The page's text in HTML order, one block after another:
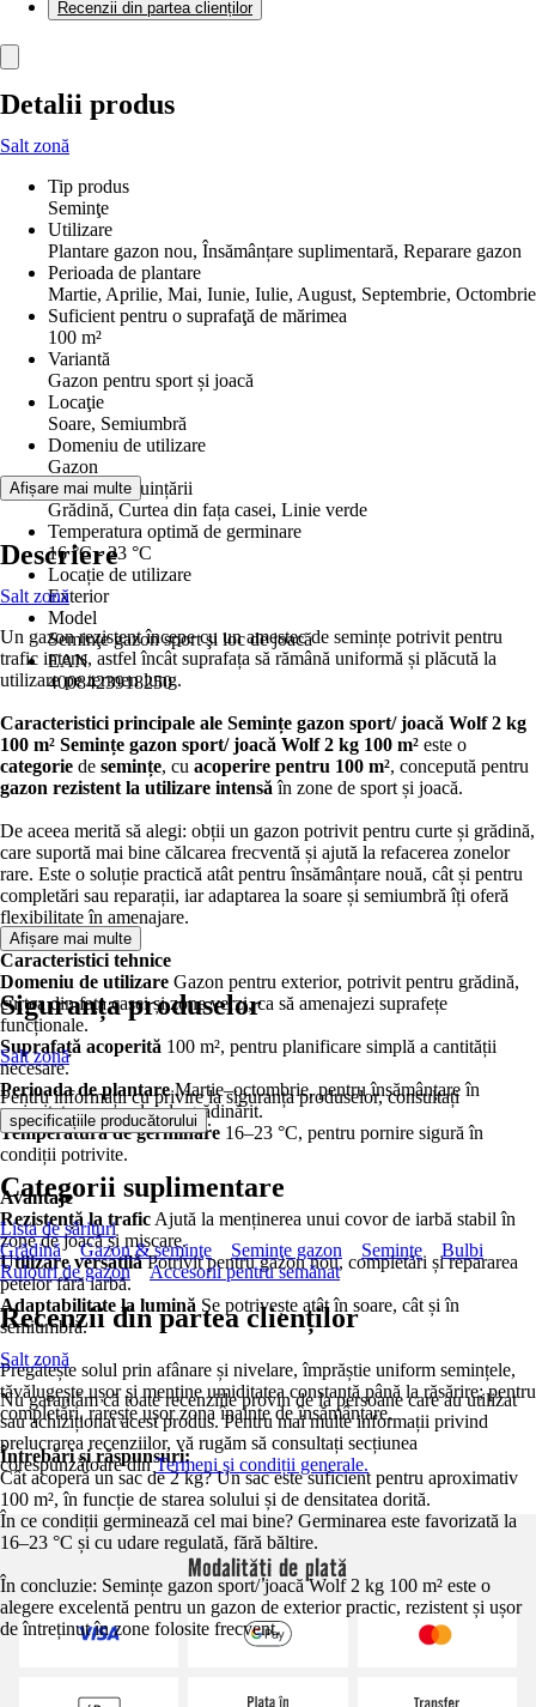
Recenzii din partea clienților
Detalii produs
Salt zonă
Tip produs
Seminţe
Utilizare
Plantare gazon nou, Însămânțare suplimentară, Reparare gazon
Perioada de plantare
Martie, Aprilie, Mai, Iunie, Iulie, August, Septembrie, Octombrie
Suficient pentru o suprafaţă de mărimea
100 m²
Variantă
Gazon pentru sport și joacă
Locaţie
Soare, Semiumbră
Domeniu de utilizare
Gazon
Locul întrebuințării
Grădină, Curtea din fața casei, Linie verde
Temperatura optimă de germinare
16 °C - 23 °C
Locație de utilizare
Exterior
Model
Seminţe gazon sport şi loc de joacă
EAN
4008423918250
Afișare mai multe
Descriere
Salt zonă
Un gazon rezistent începe cu un amestec de semințe potrivit pentru
trafic intens, astfel încât suprafața să rămână uniformă și plăcută la
utilizare pe termen lung.
Caracteristici principale ale Semințe gazon sport/ joacă Wolf 2 kg
100 m² Semințe gazon sport/ joacă Wolf 2 kg 100 m² este o
categorie de semințe, cu acoperire pentru 100 m², concepută pentru
gazon rezistent la utilizare intensă în zone de sport și joacă.
De aceea merită să alegi: obții un gazon potrivit pentru curte și grădină,
care suportă mai bine călcarea frecventă și ajută la refacerea zonelor
rare. Este o soluție practică atât pentru însămânțare nouă, cât și pentru
completări sau reparații, iar adaptarea la soare și semiumbră îți oferă
flexibilitate în amenajare.
Caracteristici tehnice
Domeniu de utilizare Gazon pentru exterior, potrivit pentru grădină,
curtea din fața casei și zone verzi, ca să amenajezi suprafețe
funcționale.
Suprafață acoperită 100 m², pentru planificare simplă a cantității
necesare.
Perioada de plantareMartie–octombrie, pentru însămânțare în
majoritatea sezonului de grădinărit.
Temperatura de germinare 16–23 °C, pentru pornire sigură în
condiții potrivite.
Avantaje
Rezistență la trafic Ajută la menținerea unui covor de iarbă stabil în
zone de joacă și mișcare.
Utilizare versatilăPotrivit pentru gazon nou, completări și repararea
petelor fără iarbă.
Adaptabilitate la lumină Se potrivește atât în soare, cât și în
semiumbră.
Pregătește solul prin afânare și nivelare, împrăștie uniform semințele,
tăvălugește ușor și menține umiditatea constantă până la răsărire; pentru
completări, rarește ușor zona înainte de însămânțare.
Întrebări și răspunsuri:
Cât acoperă un sac de 2 kg? Un sac este suficient pentru aproximativ
100 m², în funcție de starea solului și de densitatea dorită.
În ce condiții germinează cel mai bine? Germinarea este favorizată la
16–23 °C și cu udare regulată, fără băltire.
În concluzie: Semințe gazon sport/ joacă Wolf 2 kg 100 m² este o
alegere excelentă pentru un gazon de exterior practic, rezistent și ușor
de întreținut în zone folosite frecvent.
Afișare mai multe
Siguranța produselor
Salt zonă
Pentru informații cu privire la siguranța produselor, consultați
specificațiile producătorului .
Categorii suplimentare
Lista de sărituri
Grădină
Gazon & seminţe Seminţe gazon Seminţe
Bulbi
Rulouri de gazon
Accesorii pentru semănat
Recenzii din partea clienților
Salt zonă
Nu garantăm că toate recenziile provin de la persoane care au utilizat
sau achiziționat acest produs. Pentru mai multe informații privind
prelucrarea recenziilor, vă rugăm să consultați secțiunea
corespunzătoare dinTermeni și condiții generale.
Modalități de plată